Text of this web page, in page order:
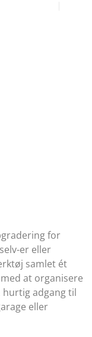
for
er eller
samlet ét
at organisere
adgang til
eller